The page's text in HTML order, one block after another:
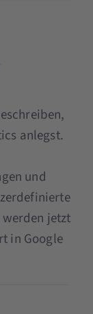
anlegst.
und
jetzt
in Google